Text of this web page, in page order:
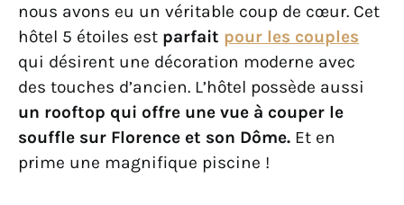
nous avons eu un véritable coup de cœur. Cet
hôtel 5 étoiles est parfait pour les couples
qui désirent une décoration moderne avec
des touches d’ancien. L’hôtel possède aussi
un rooftop qui offre une vue à couper le
souffle sur Florence et son Dôme. Et en
prime une magnifique piscine !